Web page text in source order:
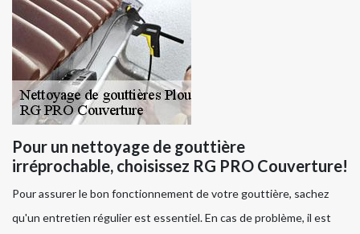
Pour un nettoyage de gouttière
irréprochable, choisissez RG PRO Couverture!
Pour assurer le bon fonctionnement de votre gouttière, sachez
qu'un entretien régulier est essentiel. En cas de problème, il est